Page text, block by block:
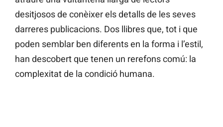
desitjosos de conèixer els detalls de les seves
darreres publicacions. Dos llibres que, tot i que
poden semblar ben diferents en la forma i l’estil,
han descobert que tenen un rerefons comú: la
complexitat de la condició humana.